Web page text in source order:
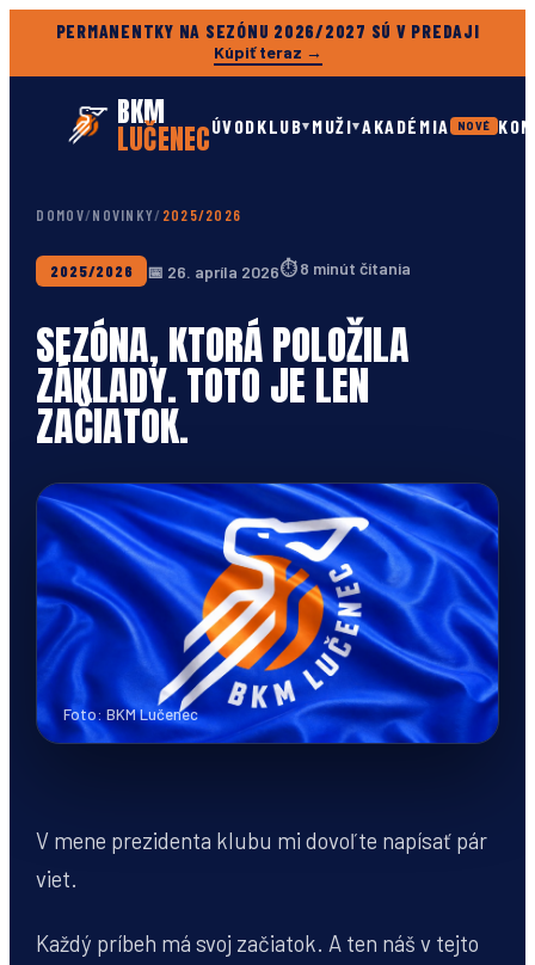
PERMANENTKY NA SEZÓNU 2026/2027 SÚ V PREDAJI
Kúpiť teraz →
BKM
LUČENECÚVODKLUB▾ MUŽI▾AKADÉMIA NOVÉ
DOMOV/NOVINKY/ 2025/2026
2025/2026 📅 26. apríla 2026⏱8 minút čítania
SEZÓNA, KTORÁ POLOŽILA
ZÁKLADY. TOTO JE LEN
ZAČIATOK.
Foto: BKM Lučenec
V mene prezidenta klubu mi dovoľte napísať pár
viet.
Každý príbeh má svoj začiatok. A ten náš v tejto